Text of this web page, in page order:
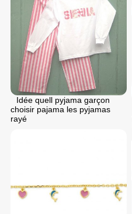
Idée quell pyjama garçon
choisir pajama les pyjamas
rayé